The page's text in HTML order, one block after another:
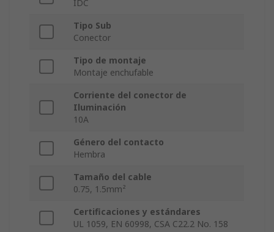
IDC
Tipo Sub
Conector
Tipo de montaje
Montaje enchufable
Corriente del conector de
Iluminación
10A
Género del contacto
Hembra
Tamaño del cable
0.75, 1.5mm²
Certificaciones y estándares
UL 1059, EN 60998, CSA C22.2 No. 158